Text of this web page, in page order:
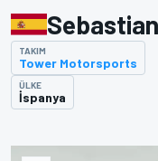
TAKIM
Tower Motorsports
ÜLKE
İspanya